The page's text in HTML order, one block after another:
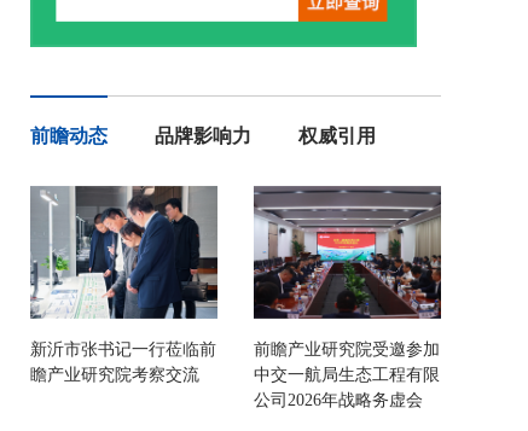
前瞻动态 品牌影响力 权威引用
新沂市张书记一行莅临前
瞻产业研究院考察交流
前瞻产业研究院受邀参加
中交一航局生态工程有限
公司2026年战略务虚会